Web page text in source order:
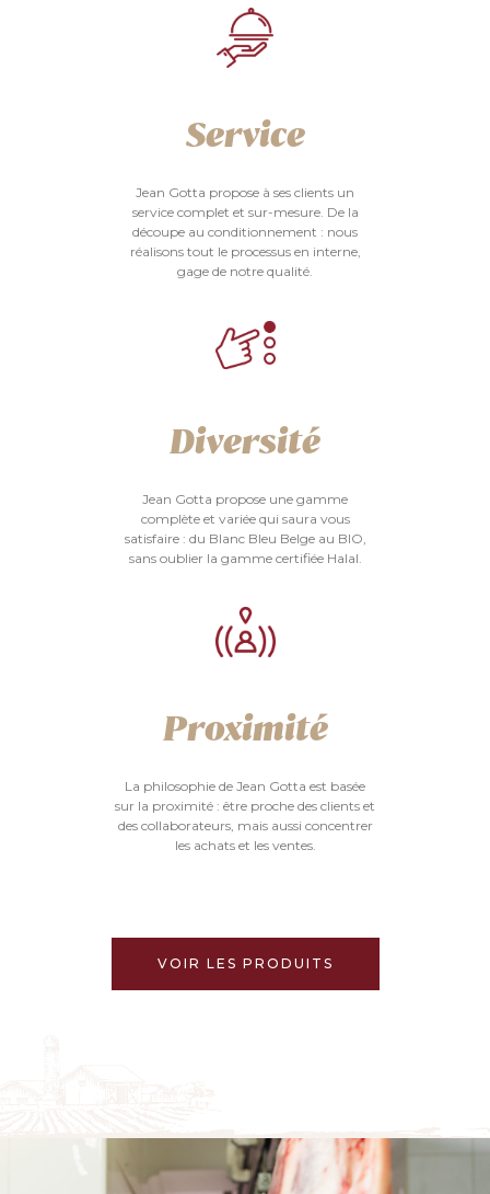
Service
Jean Gotta propose à ses clients un
service complet et sur-mesure. De la
découpe au conditionnement : nous
réalisons tout le processus en interne,
gage de notre qualité.
Diversité
Jean Gotta propose une gamme
complète et variée qui saura vous
satisfaire : du Blanc Bleu Belge au BIO,
sans oublier la gamme certifiée Halal.
Proximité
La philosophie de Jean Gotta est basée
sur la proximité : être proche des clients et
des collaborateurs, mais aussi concentrer
les achats et les ventes.
VOIR LES PRODUITS